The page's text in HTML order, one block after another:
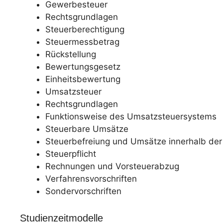
Gewerbesteuer
Rechtsgrundlagen
Steuerberechtigung
Steuermessbetrag
Rückstellung
Bewertungsgesetz
Einheitsbewertung
Umsatzsteuer
Rechtsgrundlagen
Funktionsweise des Umsatzsteuersystems
Steuerbare Umsätze
Steuerbefreiung und Umsätze innerhalb der
Steuerpflicht
Rechnungen und Vorsteuerabzug
Verfahrensvorschriften
Sondervorschriften
Studienzeitmodelle